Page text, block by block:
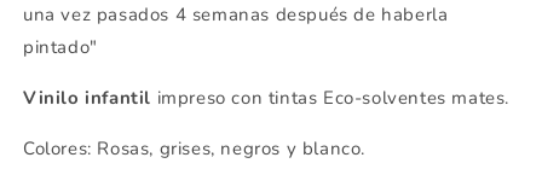
una vez pasados 4 semanas después de haberla
pintado"
Vinilo infantil impreso con tintas Eco-solventes mates.
Colores: Rosas, grises, negros y blanco.